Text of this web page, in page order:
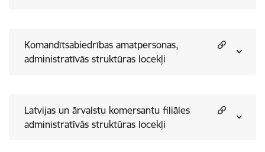
Komandītsabiedrības amatpersonas,
administratīvās struktūras locekļi
Latvijas un ārvalstu komersantu filiāles
administratīvās struktūras locekļi